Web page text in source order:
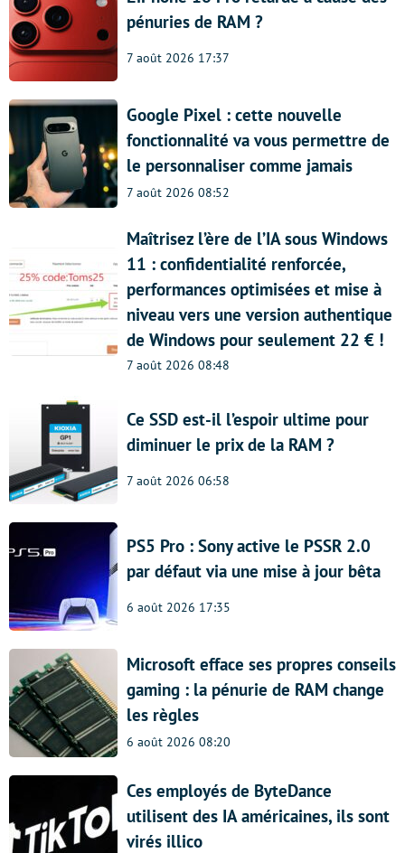
pénuries de RAM ?
7 août 2026 17:37
Google Pixel : cette nouvelle
fonctionnalité va vous permettre de
le personnaliser comme jamais
7 août 2026 08:52
Maîtrisez l’ère de l’IA sous Windows
11 : confidentialité renforcée,
performances optimisées et mise à
niveau vers une version authentique
de Windows pour seulement 22 € !
7 août 2026 08:48
Ce SSD est-il l’espoir ultime pour
diminuer le prix de la RAM ?
7 août 2026 06:58
PS5 Pro : Sony active le PSSR 2.0
par défaut via une mise à jour bêta
6 août 2026 17:35
Microsoft efface ses propres conseils
gaming : la pénurie de RAM change
les règles
6 août 2026 08:20
Ces employés de ByteDance
utilisent des IA américaines, ils sont
virés illico